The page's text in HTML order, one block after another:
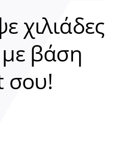
χιλιάδες
βάση
σου!